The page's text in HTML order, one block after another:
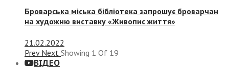
Броварська міська бібліотека запрошує броварчан
на художню виставку «Живопис життя»
21.02.2022
Prev Next Showing 1 Of 19
ВІДЕО